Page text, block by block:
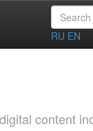
RU EN
content